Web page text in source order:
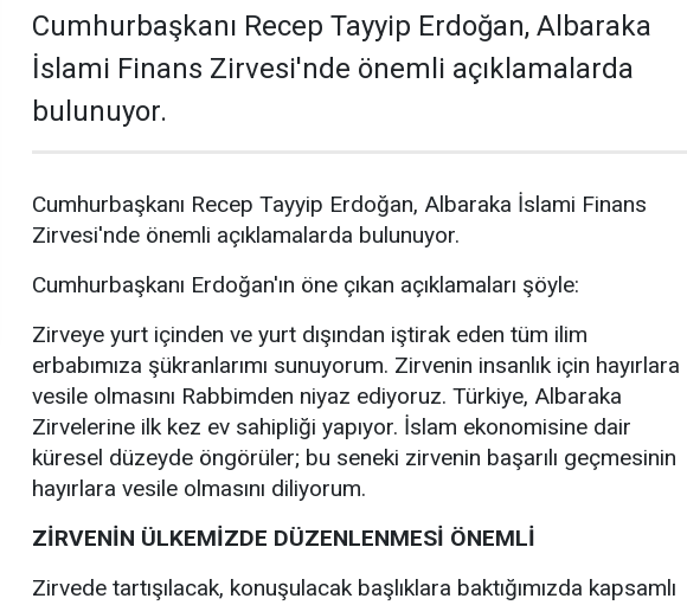
Cumhurbaşkanı Recep Tayyip Erdoğan, Albaraka
İslami Finans Zirvesi'nde önemli açıklamalarda
bulunuyor.
Cumhurbaşkanı Recep Tayyip Erdoğan, Albaraka İslami Finans
Zirvesi'nde önemli açıklamalarda bulunuyor.
Cumhurbaşkanı Erdoğan'ın öne çıkan açıklamaları şöyle:
Zirveye yurt içinden ve yurt dışından iştirak eden tüm ilim
erbabımıza şükranlarımı sunuyorum. Zirvenin insanlık için hayırlara
vesile olmasını Rabbimden niyaz ediyoruz. Türkiye, Albaraka
Zirvelerine ilk kez ev sahipliği yapıyor. İslam ekonomisine dair
küresel düzeyde öngörüler; bu seneki zirvenin başarılı geçmesinin
hayırlara vesile olmasını diliyorum.
ZİRVENİN ÜLKEMİZDE DÜZENLENMESİ ÖNEMLİ
Zirvede tartışılacak, konuşulacak başlıklara baktığımızda kapsamlı